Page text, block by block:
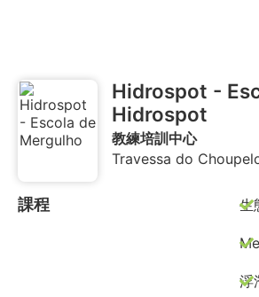
Hidrospot -
Hidrospot
教練培訓中心
Travessa do
課程 生
浮